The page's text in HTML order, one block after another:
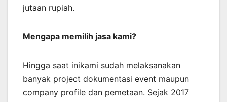
jutaan rupiah.
Mengapa memilih jasa kami?
Hingga saat inikami sudah melaksanakan
banyak project dokumentasi event maupun
company profile dan pemetaan. Sejak 2017